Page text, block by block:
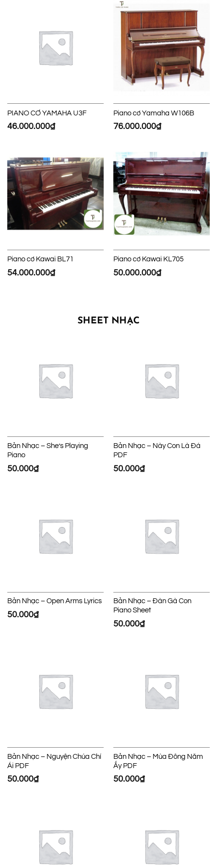
PIANO CƠ YAMAHA U3F
46.000.000₫
Piano cơ Yamaha W106B
76.000.000₫
Piano cơ Kawai BL71
54.000.000₫
Piano cơ Kawai KL705
50.000.000₫
SHEET NHẠC
Bản Nhạc – She’s Playing
Piano
50.000₫
Bản Nhạc – Này Con Là Đá
PDF
50.000₫
Bản Nhạc – Open Arms Lyrics
50.000₫
Bản Nhạc – Đàn Gà Con
Piano Sheet
50.000₫
Bản Nhạc – Nguyện Chúa Chí
Ái PDF
50.000₫
Bản Nhạc – Mùa Đông Năm
Ấy PDF
50.000₫